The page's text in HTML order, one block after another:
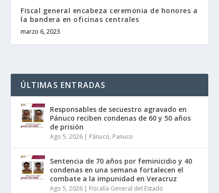
Fiscal general encabeza ceremonia de honores a
la bandera en oficinas centrales
marzo 6, 2023
ÚLTIMAS ENTRADAS
Responsables de secuestro agravado en
Pánuco reciben condenas de 60 y 50 años
de prisión
Ago 5, 2026 | Pánuco, Panuco
Sentencia de 70 años por feminicidio y 40
condenas en una semana fortalecen el
combate a la impunidad en Veracruz
Ago 5, 2026 | Fiscalía General del Estado